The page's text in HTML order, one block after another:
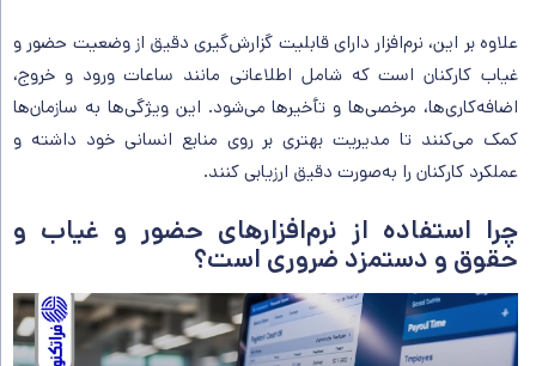
علاوه بر این، نرم‌افزار دارای قابلیت گزارش‌گیری دقیق از وضعیت حضور و
غیاب کارکنان است که شامل اطلاعاتی مانند ساعات ورود و خروج،
اضافه‌کاری‌ها، مرخصی‌ها و تأخیرها می‌شود. این ویژگی‌ها به سازمان‌ها
کمک می‌کنند تا مدیریت بهتری بر روی منابع انسانی خود داشته و
عملکرد کارکنان را به‌صورت دقیق ارزیابی کنند.
چرا استفاده از نرم‌افزارهای حضور و غیاب و
حقوق و دستمزد ضروری است؟